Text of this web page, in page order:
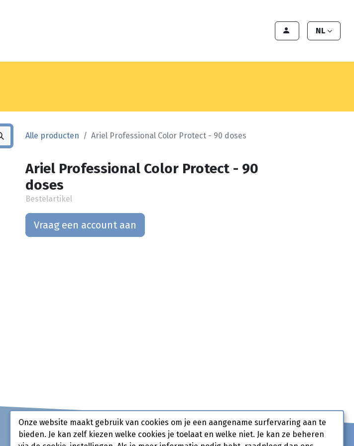
NL
Alle producten Ariel Professional Color Protect - 90 doses
Ariel Professional Color Protect - 90
doses
Bestelartikel
Vraag een account aan
Onze website maakt gebruik van cookies om je een aangename surfervaring aan te
bieden. Je kan zelf kiezen welke cookies je toelaat en welke niet. Je kan ze beheren